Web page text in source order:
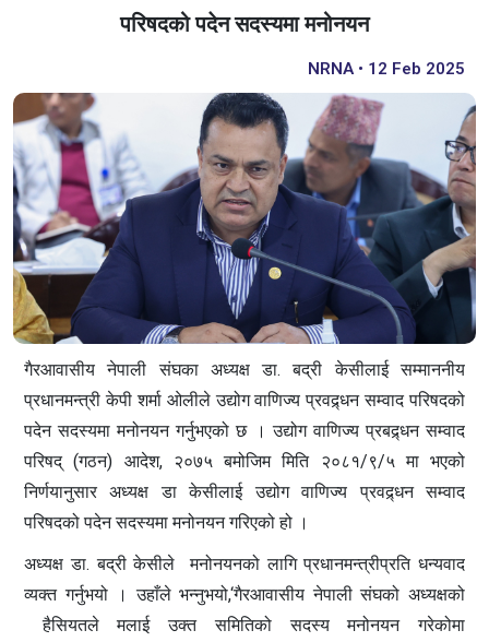
परिषदको पदेन सदस्यमा मनोनयन
NRNA • 12 Feb 2025
गैरआवासीय नेपाली संघका अध्यक्ष डा. बद्री केसीलाई सम्माननीय
प्रधानमन्त्री केपी शर्मा ओलीले उद्योग वाणिज्य प्रवद्र्धन सम्वाद परिषदको
पदेन सदस्यमा मनोनयन गर्नुभएको छ । उद्योग वाणिज्य प्रबद्र्धन सम्वाद
परिषद् (गठन) आदेश, २०७५ बमोजिम मिति २०८१/९/५ मा भएको
निर्णयानुसार अध्यक्ष डा केसीलाई उद्योग वाणिज्य प्रवद्र्धन सम्वाद
परिषदको पदेन सदस्यमा मनोनयन गरिएको हो ।
अध्यक्ष डा. बद्री केसीले मनोनयनको लागि प्रधानमन्त्रीप्रति धन्यवाद
व्यक्त गर्नुभयो । उहाँले भन्नुभयो,‘गैरआवासीय नेपाली संघको अध्यक्षको
हैसियतले मलाई उक्त समितिको सदस्य मनोनयन गरेकोमा